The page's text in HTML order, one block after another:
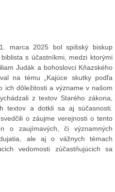
marca 2025 bol spišský biskup
s účastníkmi, medzi ktorými
Judák a bohoslovci Kňazského
na tému „Kajúce skutky podľa
ich dôležitosti a význame v našom
z textov Starého zákona,
textov a dotkli sa aj súčasnosti.
o záujme verejnosti o tento
o zaujímavých, či významných
ale aj o vážnych témach
vedomosti zúčastňujúcich sa